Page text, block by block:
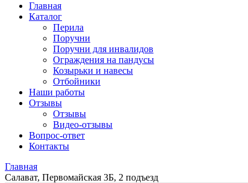
Главная
Каталог
Перила
Поручни
Поручни для инвалидов
Ограждения на пандусы
Козырьки и навесы
Отбойники
Наши работы
Отзывы
Отзывы
Видео-отзывы
Вопрос-ответ
Контакты
Главная
Салават, Первомайская 3Б, 2 подъезд